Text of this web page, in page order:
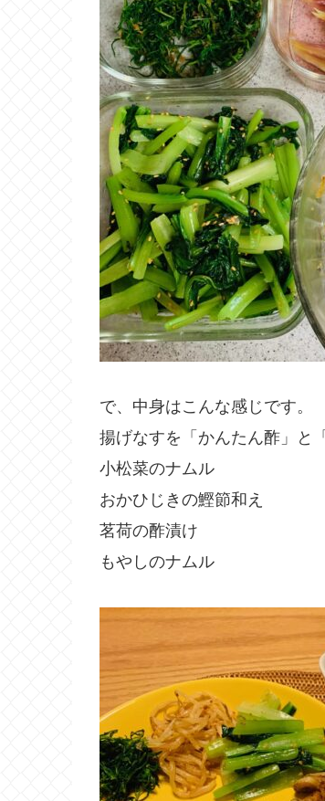
で、中身はこんな感じです。
揚げなすを「かんたん酢」と「
小松菜のナムル
おかひじきの鰹節和え
茗荷の酢漬け
もやしのナムル